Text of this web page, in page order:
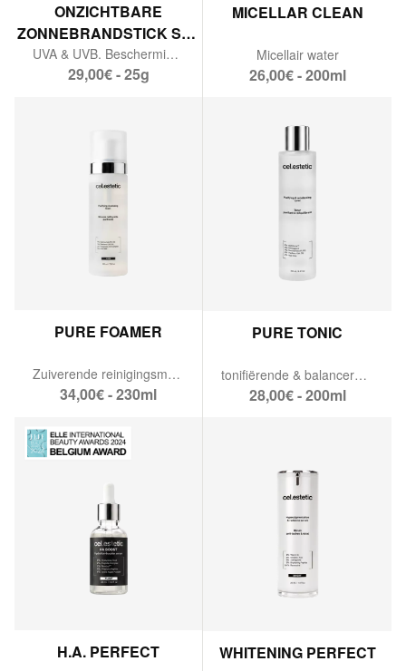
ONZICHTBARE
ZONNEBRANDSTICK SPF
50
UVA & UVB. Bescherming tegen vervuiling. Antioxidanten.
29,00€ - 25g
MICELLAR CLEAN
Micellair water
26,00€ - 200ml
PURE FOAMER
Zuiverende reinigingsmousse
34,00€ - 230ml
PURE TONIC
tonifiërende & balancerende lotion.
28,00€ - 200ml
H.A. PERFECT WHITENING PERFECT